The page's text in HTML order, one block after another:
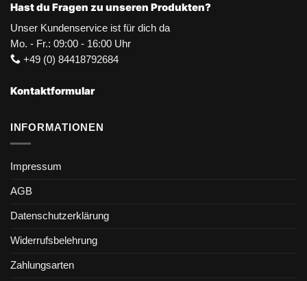
Hast du Fragen zu unseren Produkten?
Unser Kundenservice ist für dich da
Mo. - Fr.: 09:00 - 16:00 Uhr
+49 (0) 84418792684
Kontaktformular
INFORMATIONEN
Impressum
AGB
Datenschutzerklärung
Widerrufsbelehrung
Zahlungsarten